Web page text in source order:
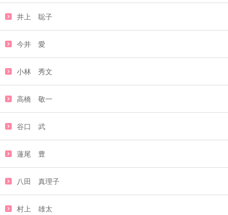
井上 聡子
今井 愛
小林 秀文
高橋 敬一
谷口 武
蓮尾 豊
八田 真理子
村上 雄太